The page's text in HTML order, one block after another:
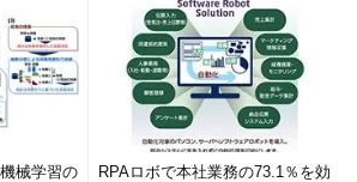
械学習の
RPAロボで本社業務の73.1％を効